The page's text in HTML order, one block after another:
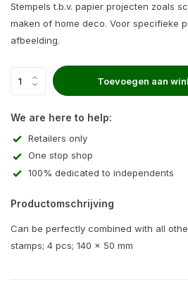
Stempels t.b.v. papier projecten zoals
maken of home deco. Voor specifieke
afbeelding.
Toevoegen aan
We are here to help:
Retailers only
One stop shop
100% dedicated to independents
Productomschrijving
Can be perfectly combined with all
stamps; 4 pcs; 140 x 50 mm